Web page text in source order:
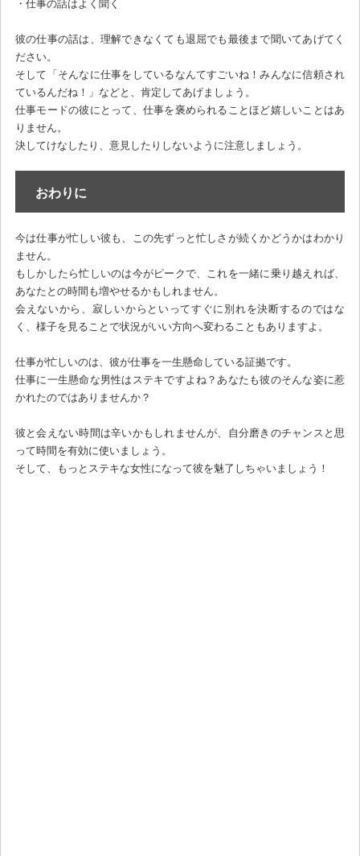
・仕事の話はよく聞く
彼の仕事の話は、理解できなくても退屈でも最後まで聞いてあげてく
ださい。
そして「そんなに仕事をしているなんてすごいね！みんなに信頼され
ているんだね！」などと、肯定してあげましょう。
仕事モードの彼にとって、仕事を褒められることほど嬉しいことはあ
りません。
決してけなしたり、意見したりしないように注意しましょう。
おわりに
今は仕事が忙しい彼も、この先ずっと忙しさが続くかどうかはわかり
ません。
もしかしたら忙しいのは今がピークで、これを一緒に乗り越えれば、
あなたとの時間も増やせるかもしれません。
会えないから、寂しいからといってすぐに別れを決断するのではな
く、様子を見ることで状況がいい方向へ変わることもありますよ。
仕事が忙しいのは、彼が仕事を一生懸命している証拠です。
仕事に一生懸命な男性はステキですよね？あなたも彼のそんな姿に惹
かれたのではありませんか？
彼と会えない時間は辛いかもしれませんが、自分磨きのチャンスと思
って時間を有効に使いましょう。
そして、もっとステキな女性になって彼を魅了しちゃいましょう！